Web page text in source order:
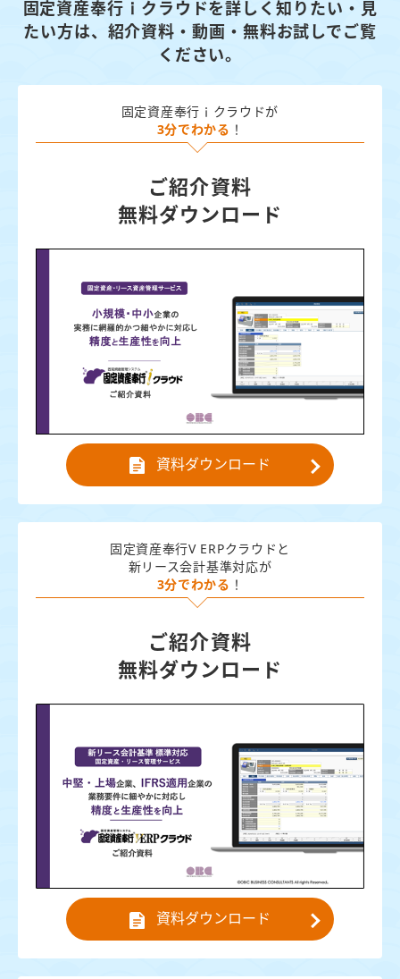
固定資産奉行ｉクラウドを詳しく知りたい・見
たい方は、 紹介資料・動画・無料お試しでご覧
ください。
固定資産奉行ｉクラウドが
3分でわかる ！
ご紹介資料
無料ダウンロード
資料ダウンロード
固定資産奉行V ERPクラウドと
新リース会計基準対応が
3分でわかる ！
ご紹介資料
無料ダウンロード
資料ダウンロード